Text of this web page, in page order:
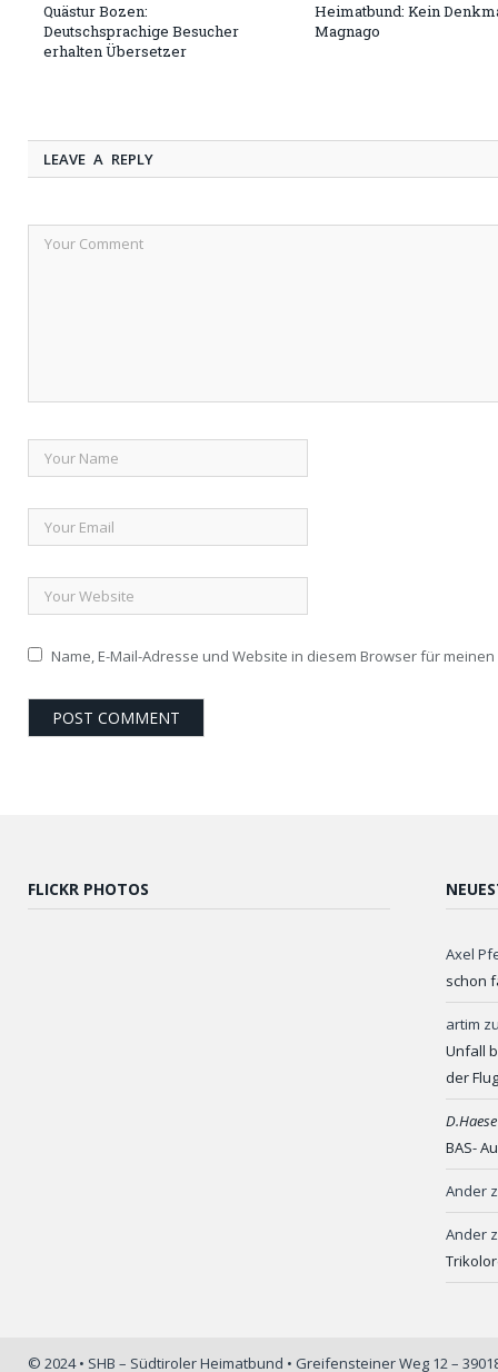
Quästur Bozen:
Deutschsprachige Besucher
erhalten Übersetzer
Heimatbund: Kein
Magnago
LEAVE A REPLY
Name, E-Mail-Adresse und Website in diesem Browser für
FLICKR PHOTOS
Axel
schon
artim
Unfall
der
BAS-
Ander
Ander
© 2024 • SHB – Südtiroler Heimatbund • Greifensteiner Weg 12 –